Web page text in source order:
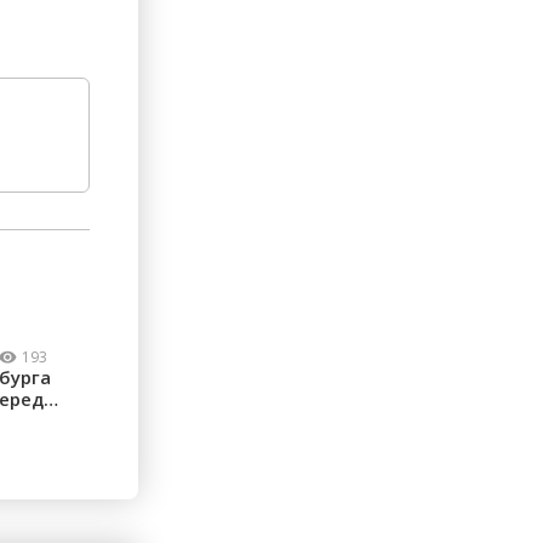
193